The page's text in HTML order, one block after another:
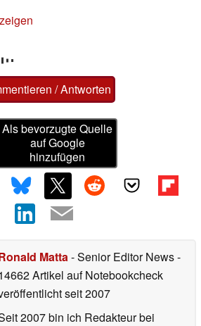
/ Antworten
Als bevorzugte Quelle
auf Google
hinzufügen
Matta- Senior Editor News-
Artikel auf Notebookcheck
seit 2007
2007 bin ich Redakteur bei